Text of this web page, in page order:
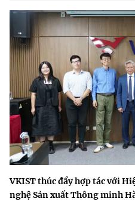
VKIST thúc đẩy hợp tác với
nghệ Sản xuất Thông minh